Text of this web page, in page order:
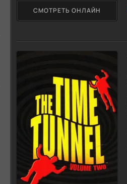
СМОТРЕТЬ ОНЛАЙН